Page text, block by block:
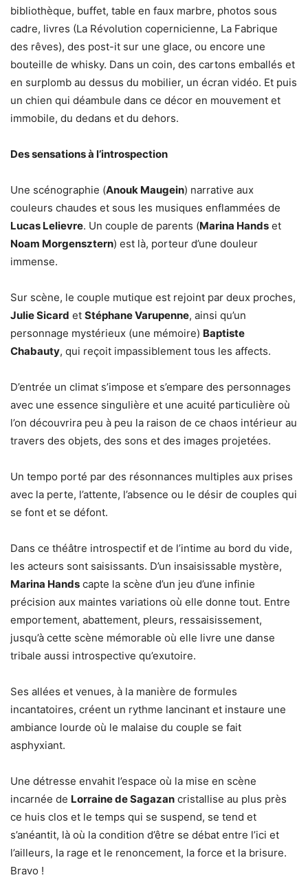
bibliothèque, buffet, table en faux marbre, photos sous
cadre, livres (La Révolution copernicienne, La Fabrique
des rêves), des post-it sur une glace, ou encore une
bouteille de whisky. Dans un coin, des cartons emballés et
en surplomb au dessus du mobilier, un écran vidéo. Et puis
un chien qui déambule dans ce décor en mouvement et
immobile, du dedans et du dehors.
Des sensations à l’introspection
Une scénographie (Anouk Maugein) narrative aux
couleurs chaudes et sous les musiques enflammées de
Lucas Lelievre. Un couple de parents (Marina Hands et
Noam Morgensztern) est là, porteur d’une douleur
immense.
Sur scène, le couple mutique est rejoint par deux proches,
Julie Sicard et Stéphane Varupenne, ainsi qu’un
personnage mystérieux (une mémoire) Baptiste
Chabauty, qui reçoit impassiblement tous les affects.
D’entrée un climat s’impose et s’empare des personnages
avec une essence singulière et une acuité particulière où
l’on découvrira peu à peu la raison de ce chaos intérieur au
travers des objets, des sons et des images projetées.
Un tempo porté par des résonnances multiples aux prises
avec la perte, l’attente, l’absence ou le désir de couples qui
se font et se défont.
Dans ce théâtre introspectif et de l’intime au bord du vide,
les acteurs sont saisissants. D’un insaisissable mystère,
Marina Hands capte la scène d’un jeu d’une infinie
précision aux maintes variations où elle donne tout. Entre
emportement, abattement, pleurs, ressaisissement,
jusqu’à cette scène mémorable où elle livre une danse
tribale aussi introspective qu’exutoire.
Ses allées et venues, à la manière de formules
incantatoires, créent un rythme lancinant et instaure une
ambiance lourde où le malaise du couple se fait
asphyxiant.
Une détresse envahit l’espace où la mise en scène
incarnée de Lorraine de Sagazan cristallise au plus près
ce huis clos et le temps qui se suspend, se tend et
s’anéantit, là où la condition d’être se débat entre l’ici et
l’ailleurs, la rage et le renoncement, la force et la brisure.
Bravo !